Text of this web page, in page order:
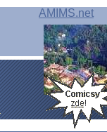
AMIMS.net